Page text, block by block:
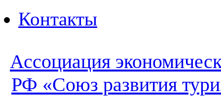
Контакты
Ассоциация
РФ «Союз развития